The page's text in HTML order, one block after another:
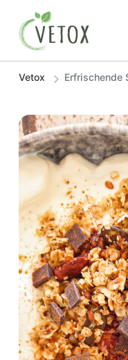
Vetox Erfrischende